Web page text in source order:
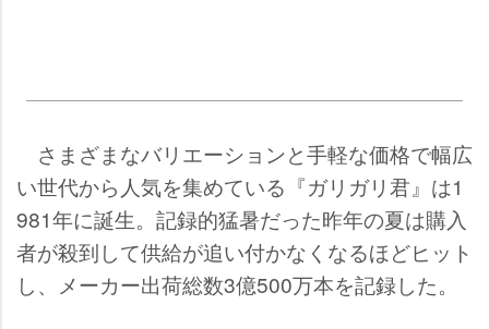
さまざまなバリエーションと手軽な価格で幅広
い世代から人気を集めている『ガリガリ君』は1
981年に誕生。記録的猛暑だった昨年の夏は購入
者が殺到して供給が追い付かなくなるほどヒット
し、メーカー出荷総数3億500万本を記録した。